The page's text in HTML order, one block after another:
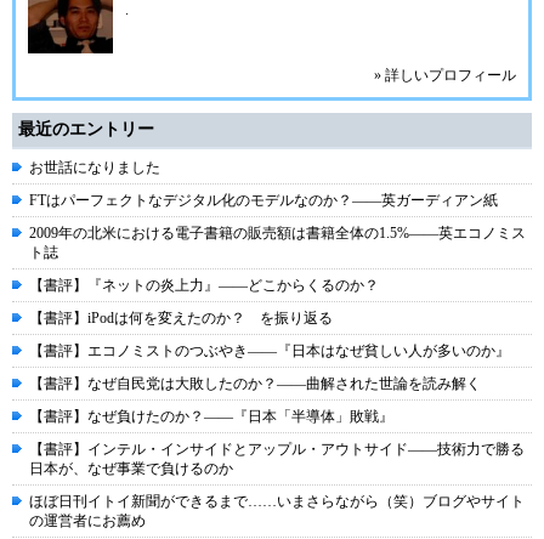
.
» 詳しいプロフィール
最近のエントリー
お世話になりました
FTはパーフェクトなデジタル化のモデルなのか？――英ガーディアン紙
2009年の北米における電子書籍の販売額は書籍全体の1.5%――英エコノミス
ト誌
【書評】『ネットの炎上力』――どこからくるのか？
【書評】iPodは何を変えたのか？ を振り返る
【書評】エコノミストのつぶやき――『日本はなぜ貧しい人が多いのか』
【書評】なぜ自民党は大敗したのか？――曲解された世論を読み解く
【書評】なぜ負けたのか？――『日本「半導体」敗戦』
【書評】インテル・インサイドとアップル・アウトサイド――技術力で勝る
日本が、なぜ事業で負けるのか
ほぼ日刊イトイ新聞ができるまで……いまさらながら（笑）ブログやサイト
の運営者にお薦め